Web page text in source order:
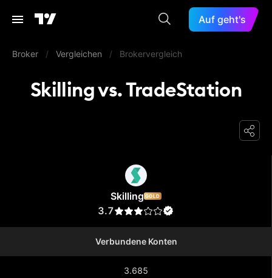
Auf geht's
Broker / Vergleichen / Brokervergleich
Skilling vs. TradeStation
Skilling GOLD
3.7
Verbundene Konten
3.685